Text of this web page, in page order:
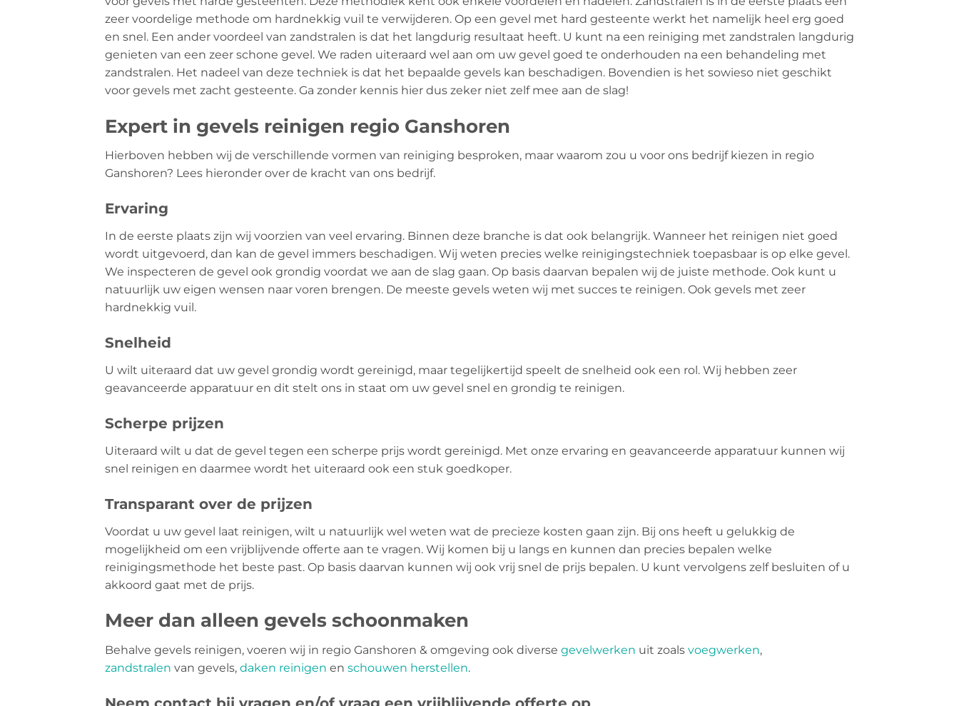
zeer voordelige methode om hardnekkig vuil te verwijderen. Op een gevel met hard gesteente werkt het namelijk heel erg goed
en snel. Een ander voordeel van zandstralen is dat het langdurig resultaat heeft. U kunt na een reiniging met zandstralen langdurig
genieten van een zeer schone gevel. We raden uiteraard wel aan om uw gevel goed te onderhouden na een behandeling met
zandstralen. Het nadeel van deze techniek is dat het bepaalde gevels kan beschadigen. Bovendien is het sowieso niet geschikt
voor gevels met zacht gesteente. Ga zonder kennis hier dus zeker niet zelf mee aan de slag!
Expert in gevels reinigen regio Ganshoren
Hierboven hebben wij de verschillende vormen van reiniging besproken, maar waarom zou u voor ons bedrijf kiezen in regio
Ganshoren? Lees hieronder over de kracht van ons bedrijf.
Ervaring
In de eerste plaats zijn wij voorzien van veel ervaring. Binnen deze branche is dat ook belangrijk. Wanneer het reinigen niet goed
wordt uitgevoerd, dan kan de gevel immers beschadigen. Wij weten precies welke reinigingstechniek toepasbaar is op elke gevel.
We inspecteren de gevel ook grondig voordat we aan de slag gaan. Op basis daarvan bepalen wij de juiste methode. Ook kunt u
natuurlijk uw eigen wensen naar voren brengen. De meeste gevels weten wij met succes te reinigen. Ook gevels met zeer
hardnekkig vuil.
Snelheid
U wilt uiteraard dat uw gevel grondig wordt gereinigd, maar tegelijkertijd speelt de snelheid ook een rol. Wij hebben zeer
geavanceerde apparatuur en dit stelt ons in staat om uw gevel snel en grondig te reinigen.
Scherpe prijzen
Uiteraard wilt u dat de gevel tegen een scherpe prijs wordt gereinigd. Met onze ervaring en geavanceerde apparatuur kunnen wij
snel reinigen en daarmee wordt het uiteraard ook een stuk goedkoper.
Transparant over de prijzen
Voordat u uw gevel laat reinigen, wilt u natuurlijk wel weten wat de precieze kosten gaan zijn. Bij ons heeft u gelukkig de
mogelijkheid om een vrijblijvende offerte aan te vragen. Wij komen bij u langs en kunnen dan precies bepalen welke
reinigingsmethode het beste past. Op basis daarvan kunnen wij ook vrij snel de prijs bepalen. U kunt vervolgens zelf besluiten of u
akkoord gaat met de prijs.
Meer dan alleen gevels schoonmaken
Behalve gevels reinigen, voeren wij in regio Ganshoren & omgeving ook diverse gevelwerken uit zoals voegwerken,
zandstralen van gevels, daken reinigen en schouwen herstellen.